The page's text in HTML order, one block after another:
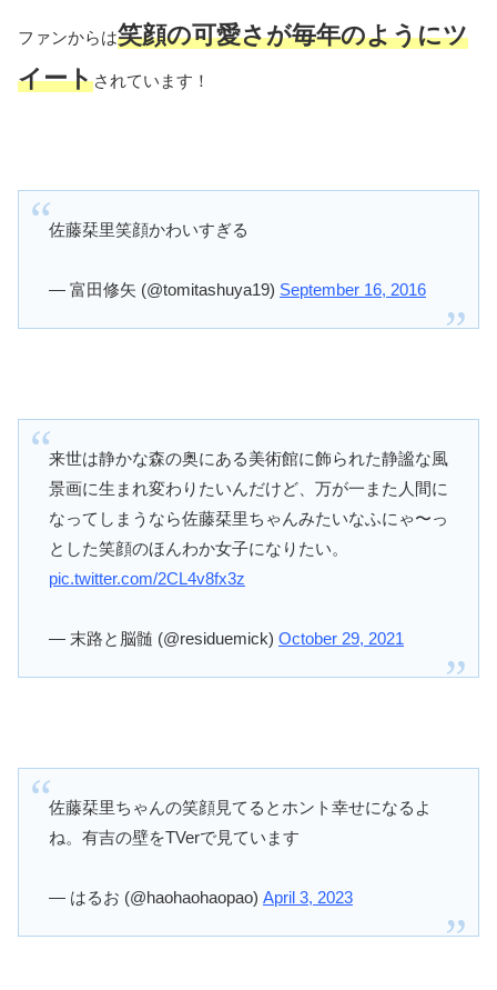
ファンからは笑顔の可愛さが毎年のようにツ
イートされています！
佐藤栞里笑顔かわいすぎる
— 富田修矢 (@tomitashuya19) September 16, 2016
来世は静かな森の奥にある美術館に飾られた静謐な風
景画に生まれ変わりたいんだけど、万が一また人間に
なってしまうなら佐藤栞里ちゃんみたいなふにゃ〜っ
とした笑顔のほんわか女子になりたい。
pic.twitter.com/2CL4v8fx3z
— 末路と脳髄 (@residuemick) October 29, 2021
佐藤栞里ちゃんの笑顔見てるとホント幸せになるよ
ね。有吉の壁をTVerで見ています
— はるお (@haohaohaopao) April 3, 2023